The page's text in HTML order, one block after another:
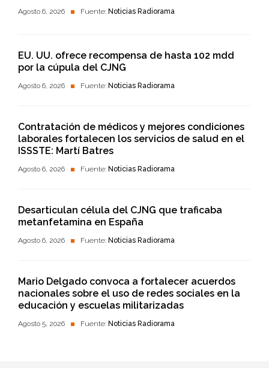
Agosto 6, 2026 Fuente: Noticias Radiorama
EU. UU. ofrece recompensa de hasta 102 mdd
por la cúpula del CJNG
Agosto 6, 2026 Fuente: Noticias Radiorama
Contratación de médicos y mejores condiciones
laborales fortalecen los servicios de salud en el
ISSSTE: Martí Batres
Agosto 6, 2026 Fuente: Noticias Radiorama
Desarticulan célula del CJNG que traficaba
metanfetamina en España
Agosto 6, 2026 Fuente: Noticias Radiorama
Mario Delgado convoca a fortalecer acuerdos
nacionales sobre el uso de redes sociales en la
educación y escuelas militarizadas
Agosto 5, 2026 Fuente: Noticias Radiorama